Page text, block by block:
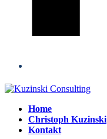
Home
Christoph Kuzinski
Kontakt